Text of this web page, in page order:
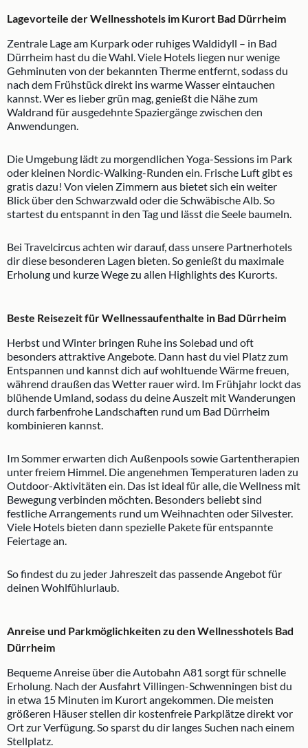
Lagevorteile der Wellnesshotels im Kurort Bad Dürrheim
Zentrale Lage am Kurpark oder ruhiges Waldidyll – in Bad
Dürrheim hast du die Wahl. Viele Hotels liegen nur wenige
Gehminuten von der bekannten Therme entfernt, sodass du
nach dem Frühstück direkt ins warme Wasser eintauchen
kannst. Wer es lieber grün mag, genießt die Nähe zum
Waldrand für ausgedehnte Spaziergänge zwischen den
Anwendungen.
Die Umgebung lädt zu morgendlichen Yoga-Sessions im Park
oder kleinen Nordic-Walking-Runden ein. Frische Luft gibt es
gratis dazu! Von vielen Zimmern aus bietet sich ein weiter
Blick über den Schwarzwald oder die Schwäbische Alb. So
startest du entspannt in den Tag und lässt die Seele baumeln.
Bei Travelcircus achten wir darauf, dass unsere Partnerhotels
dir diese besonderen Lagen bieten. So genießt du maximale
Erholung und kurze Wege zu allen Highlights des Kurorts.
Beste Reisezeit für Wellnessaufenthalte in Bad Dürrheim
Herbst und Winter bringen Ruhe ins Solebad und oft
besonders attraktive Angebote. Dann hast du viel Platz zum
Entspannen und kannst dich auf wohltuende Wärme freuen,
während draußen das Wetter rauer wird. Im Frühjahr lockt das
blühende Umland, sodass du deine Auszeit mit Wanderungen
durch farbenfrohe Landschaften rund um Bad Dürrheim
kombinieren kannst.
Im Sommer erwarten dich Außenpools sowie Gartentherapien
unter freiem Himmel. Die angenehmen Temperaturen laden zu
Outdoor-Aktivitäten ein. Das ist ideal für alle, die Wellness mit
Bewegung verbinden möchten. Besonders beliebt sind
festliche Arrangements rund um Weihnachten oder Silvester.
Viele Hotels bieten dann spezielle Pakete für entspannte
Feiertage an.
So findest du zu jeder Jahreszeit das passende Angebot für
deinen Wohlfühlurlaub.
Anreise und Parkmöglichkeiten zu den Wellnesshotels Bad
Dürrheim
Bequeme Anreise über die Autobahn A81 sorgt für schnelle
Erholung. Nach der Ausfahrt Villingen-Schwenningen bist du
in etwa 15 Minuten im Kurort angekommen. Die meisten
größeren Häuser stellen dir kostenfreie Parkplätze direkt vor
Ort zur Verfügung. So sparst du dir langes Suchen nach einem
Stellplatz.